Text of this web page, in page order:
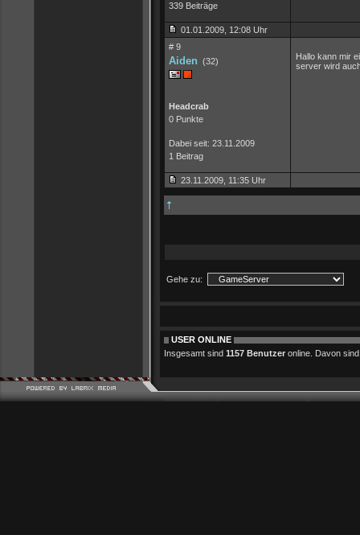
339 Beiträge
01.01.2009, 12:08 Uhr
# 9
Aiden (32)
Headcrab
0 Punkte
Dabei seit: 23.11.2009
1 Beitrag
Hallo kann mir
server wird
23.11.2009, 11:35 Uhr
Gehe zu:
USER ONLINE
Insgesamt sind 1157 Benutzer online. Davon